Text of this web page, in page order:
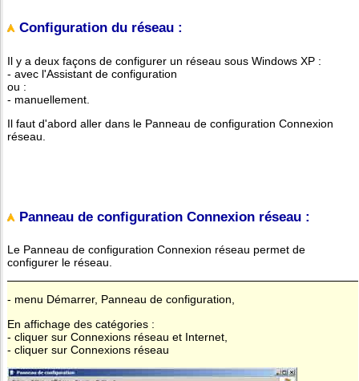
Configuration du réseau :
Il y a deux façons de configurer un réseau sous Windows XP :
- avec l'Assistant de configuration
ou :
- manuellement.
Il faut d'abord aller dans le Panneau de configuration Connexion
réseau.
Panneau de configuration Connexion réseau :
Le Panneau de configuration Connexion réseau permet de
configurer le réseau.
- menu Démarrer, Panneau de configuration,
En affichage des catégories :
- cliquer sur Connexions réseau et Internet,
- cliquer sur Connexions réseau